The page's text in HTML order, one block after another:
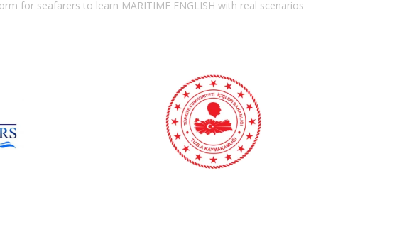
for seafarers to learn MARITIME ENGLISH with real scenarios